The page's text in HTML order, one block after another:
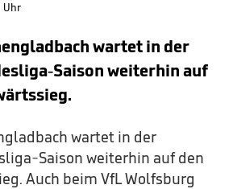
Uhr
wartet in der
Saison weiterhin auf
wartet in der
Saison weiterhin auf den
Auch beim VfL Wolfsburg